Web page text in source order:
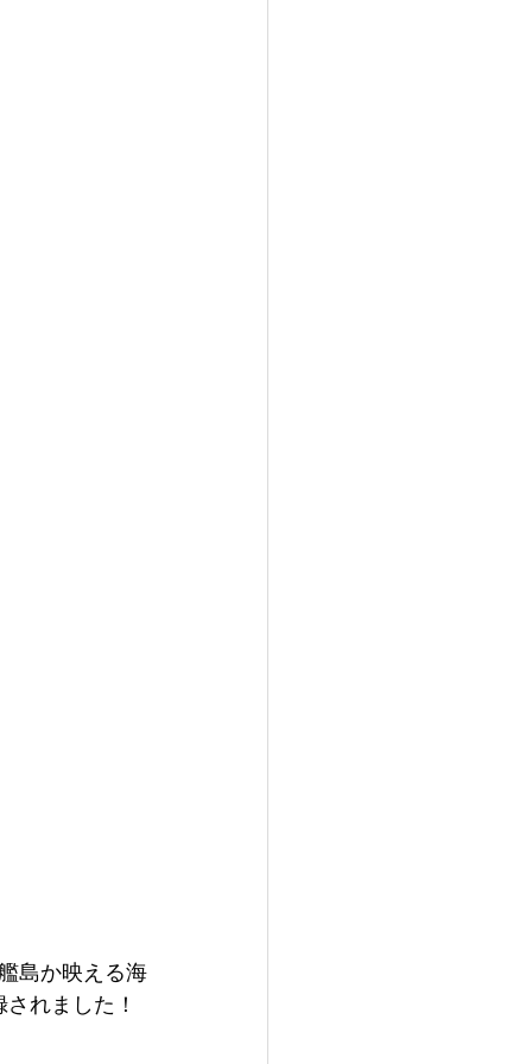
島か映える海
れました！